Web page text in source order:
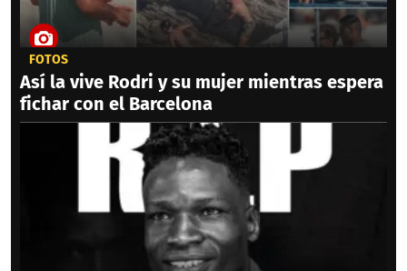
FOTOS
Así la vive Rodri y su mujer mientras espera
fichar con el Barcelona